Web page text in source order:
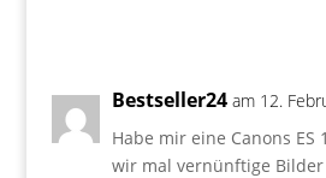
Bestseller24 am 12.
Habe mir eine Canons ES
wir mal vernünftige